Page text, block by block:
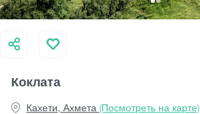
Развлечения
Гиды
Коклата
Кахети, Ахмета (Посмотреть на карте)